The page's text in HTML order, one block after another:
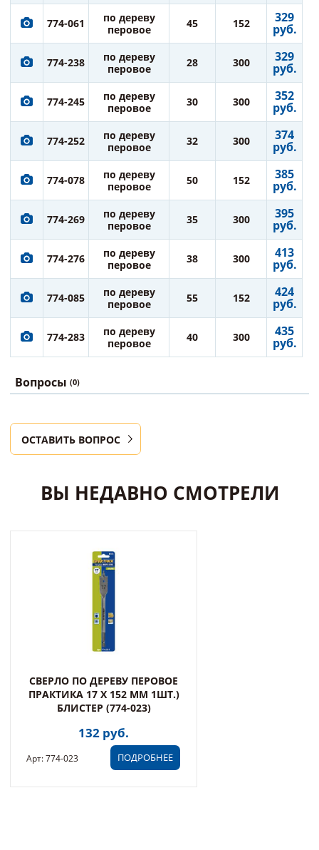
774-061
по дереву
перовое
45 152 329
руб.
774-238
по дереву
перовое
28 300 329
руб.
774-245
по дереву
перовое
30 300 352
руб.
774-252
по дереву
перовое
32 300 374
руб.
774-078
по дереву
перовое
50 152 385
руб.
774-269
по дереву
перовое
35 300 395
руб.
774-276
по дереву
перовое
38 300 413
руб.
774-085
по дереву
перовое
55 152 424
руб.
774-283
по дереву
перовое
40 300 435
руб.
Вопросы (0)
ОСТАВИТЬ ВОПРОС
ВЫ НЕДАВНО СМОТРЕЛИ
СВЕРЛО ПО ДЕРЕВУ ПЕРОВОЕ
ПРАКТИКА 17 Х 152 ММ 1ШТ.)
БЛИСТЕР (774-023)
132 руб.
ПОДРОБНЕЕ
Арт: 774-023